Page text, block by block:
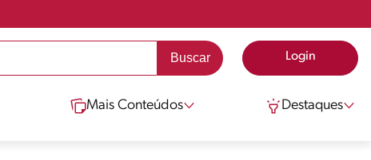
Login
Mais Conteúdos Destaques